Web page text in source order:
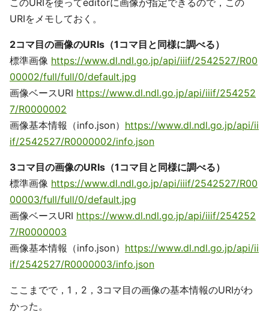
URIをメモしておく。
2コマ目の画像のURIs（1コマ目と同様に調べる）
標準画像 https://www.dl.ndl.go.jp/api/iiif/2542527/R00
00002/full/full/0/default.jpg
画像ベースURI https://www.dl.ndl.go.jp/api/iiif/254252
7/R0000002
画像基本情報（info.json） https://www.dl.ndl.go.jp/api/ii
if/2542527/R0000002/info.json
3コマ目の画像のURIs（1コマ目と同様に調べる）
標準画像 https://www.dl.ndl.go.jp/api/iiif/2542527/R00
00003/full/full/0/default.jpg
画像ベースURI https://www.dl.ndl.go.jp/api/iiif/254252
7/R0000003
画像基本情報（info.json） https://www.dl.ndl.go.jp/api/ii
if/2542527/R0000003/info.json
ここまでで，1，2，3コマ目の画像の基本情報のURIがわ
かった。